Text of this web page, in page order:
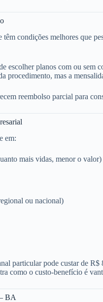
têm condições melhores que
escolher planos com ou
procedimento, mas a
reembolso parcial para
em:
mais vidas, menor o valor)
ou nacional)
particular pode custar de
como o custo-benefício é
BA